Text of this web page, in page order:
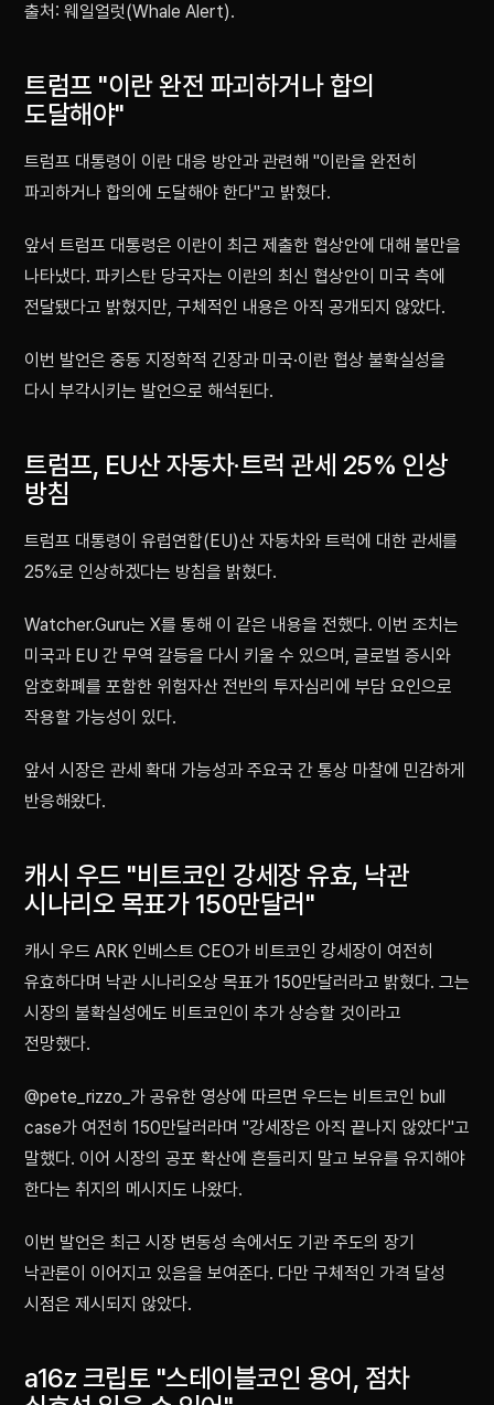
출처: 웨일얼럿(Whale Alert).
트럼프 "이란 완전 파괴하거나 합의
도달해야"
트럼프 대통령이 이란 대응 방안과 관련해 "이란을 완전히
파괴하거나 합의에 도달해야 한다"고 밝혔다.
앞서 트럼프 대통령은 이란이 최근 제출한 협상안에 대해 불만을
나타냈다. 파키스탄 당국자는 이란의 최신 협상안이 미국 측에
전달됐다고 밝혔지만, 구체적인 내용은 아직 공개되지 않았다.
이번 발언은 중동 지정학적 긴장과 미국·이란 협상 불확실성을
다시 부각시키는 발언으로 해석된다.
트럼프, EU산 자동차·트럭 관세 25% 인상
방침
트럼프 대통령이 유럽연합(EU)산 자동차와 트럭에 대한 관세를
25%로 인상하겠다는 방침을 밝혔다.
Watcher.Guru는 X를 통해 이 같은 내용을 전했다. 이번 조치는
미국과 EU 간 무역 갈등을 다시 키울 수 있으며, 글로벌 증시와
암호화폐를 포함한 위험자산 전반의 투자심리에 부담 요인으로
작용할 가능성이 있다.
앞서 시장은 관세 확대 가능성과 주요국 간 통상 마찰에 민감하게
반응해왔다.
캐시 우드 "비트코인 강세장 유효, 낙관
시나리오 목표가 150만달러"
캐시 우드 ARK 인베스트 CEO가 비트코인 강세장이 여전히
유효하다며 낙관 시나리오상 목표가 150만달러라고 밝혔다. 그는
시장의 불확실성에도 비트코인이 추가 상승할 것이라고
전망했다.
@pete_rizzo_가 공유한 영상에 따르면 우드는 비트코인 bull
case가 여전히 150만달러라며 "강세장은 아직 끝나지 않았다"고
말했다. 이어 시장의 공포 확산에 흔들리지 말고 보유를 유지해야
한다는 취지의 메시지도 나왔다.
이번 발언은 최근 시장 변동성 속에서도 기관 주도의 장기
낙관론이 이어지고 있음을 보여준다. 다만 구체적인 가격 달성
시점은 제시되지 않았다.
a16z 크립토 "스테이블코인 용어, 점차